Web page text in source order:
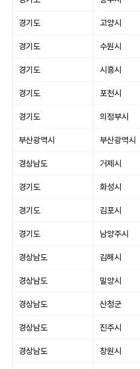
경기도 고양시
경기도 수원시
경기도 시흥시
경기도 포천시
경기도 의정부시
부산광역시 부산광역시
경상남도 거제시
경기도 화성시
경기도 김포시
경기도 남양주시
경상남도 김해시
경상남도 밀양시
경상남도 산청군
경상남도 진주시
경상남도 창원시